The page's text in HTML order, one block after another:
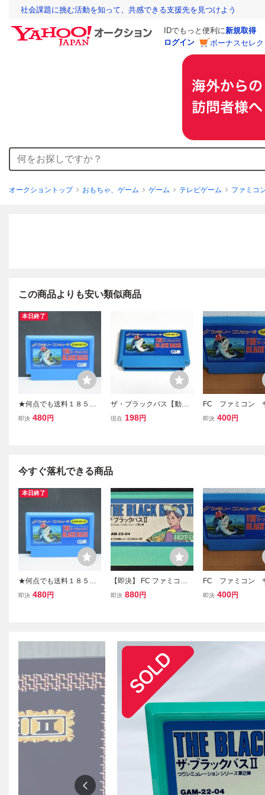
社会課題に挑む活動を知って、共感できる支援先を見つけよう
IDでもっと便利に新規取得
ログイン
ボーナスセレ
オークショントップ おもちゃ、ゲーム ゲーム テレビゲーム ファミコ
この商品よりも安い類似商品
本日終了
★何点でも送料１８５円
★ ザ・ブラックバス ファ
即決 480円
ザ・ブラックバス【動作
確認済】８本まで同梱
現在 198円
FC ファミコン
ラックバス ☆同
即決 400円
今すぐ落札できる商品
本日終了
★何点でも送料１８５円
★ ザ・ブラックバス ファ
即決 480円
【即決】 FC ファミコン
ザ・ブラックバスⅡ 動作
即決 880円
FC ファミコン
ラックバス ☆同
即決 400円